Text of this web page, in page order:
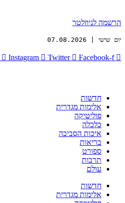
הרשמה לניוזלטר
יום שישי | 07.08.2026
Instagram Twitter Facebook-f
חדשות
אלימות מגדרית
פוליטיקה
כלכלה
איכות הסביבה
בריאות
ספורט
תרבות
עולם
חדשות
אלימות מגדרית